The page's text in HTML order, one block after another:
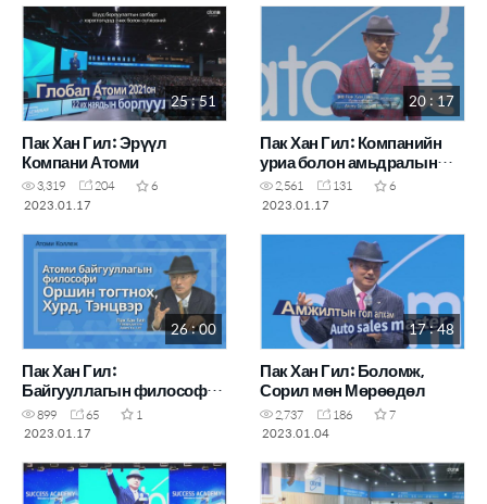
25 : 51
Пак Хан Гил: Эрүүл
Компани Атоми
3,319 204
6
2023.01.17
20 : 17
Пак Хан Гил: Компанийн
уриа болон амьдралын
зохиол /Алсын хараагаа
тунхаглах
2,561 131
6
2023.01.17
26 : 00
Пак Хан Гил:
Байгууллагын философи/
Оршин тогтнох, Хурд,
Тэнцвэр
899 65
1
2023.01.17
17 : 48
Пак Хан Гил: Боломж,
Сорил мөн Мөрөөдөл
2,737 186
7
2023.01.04